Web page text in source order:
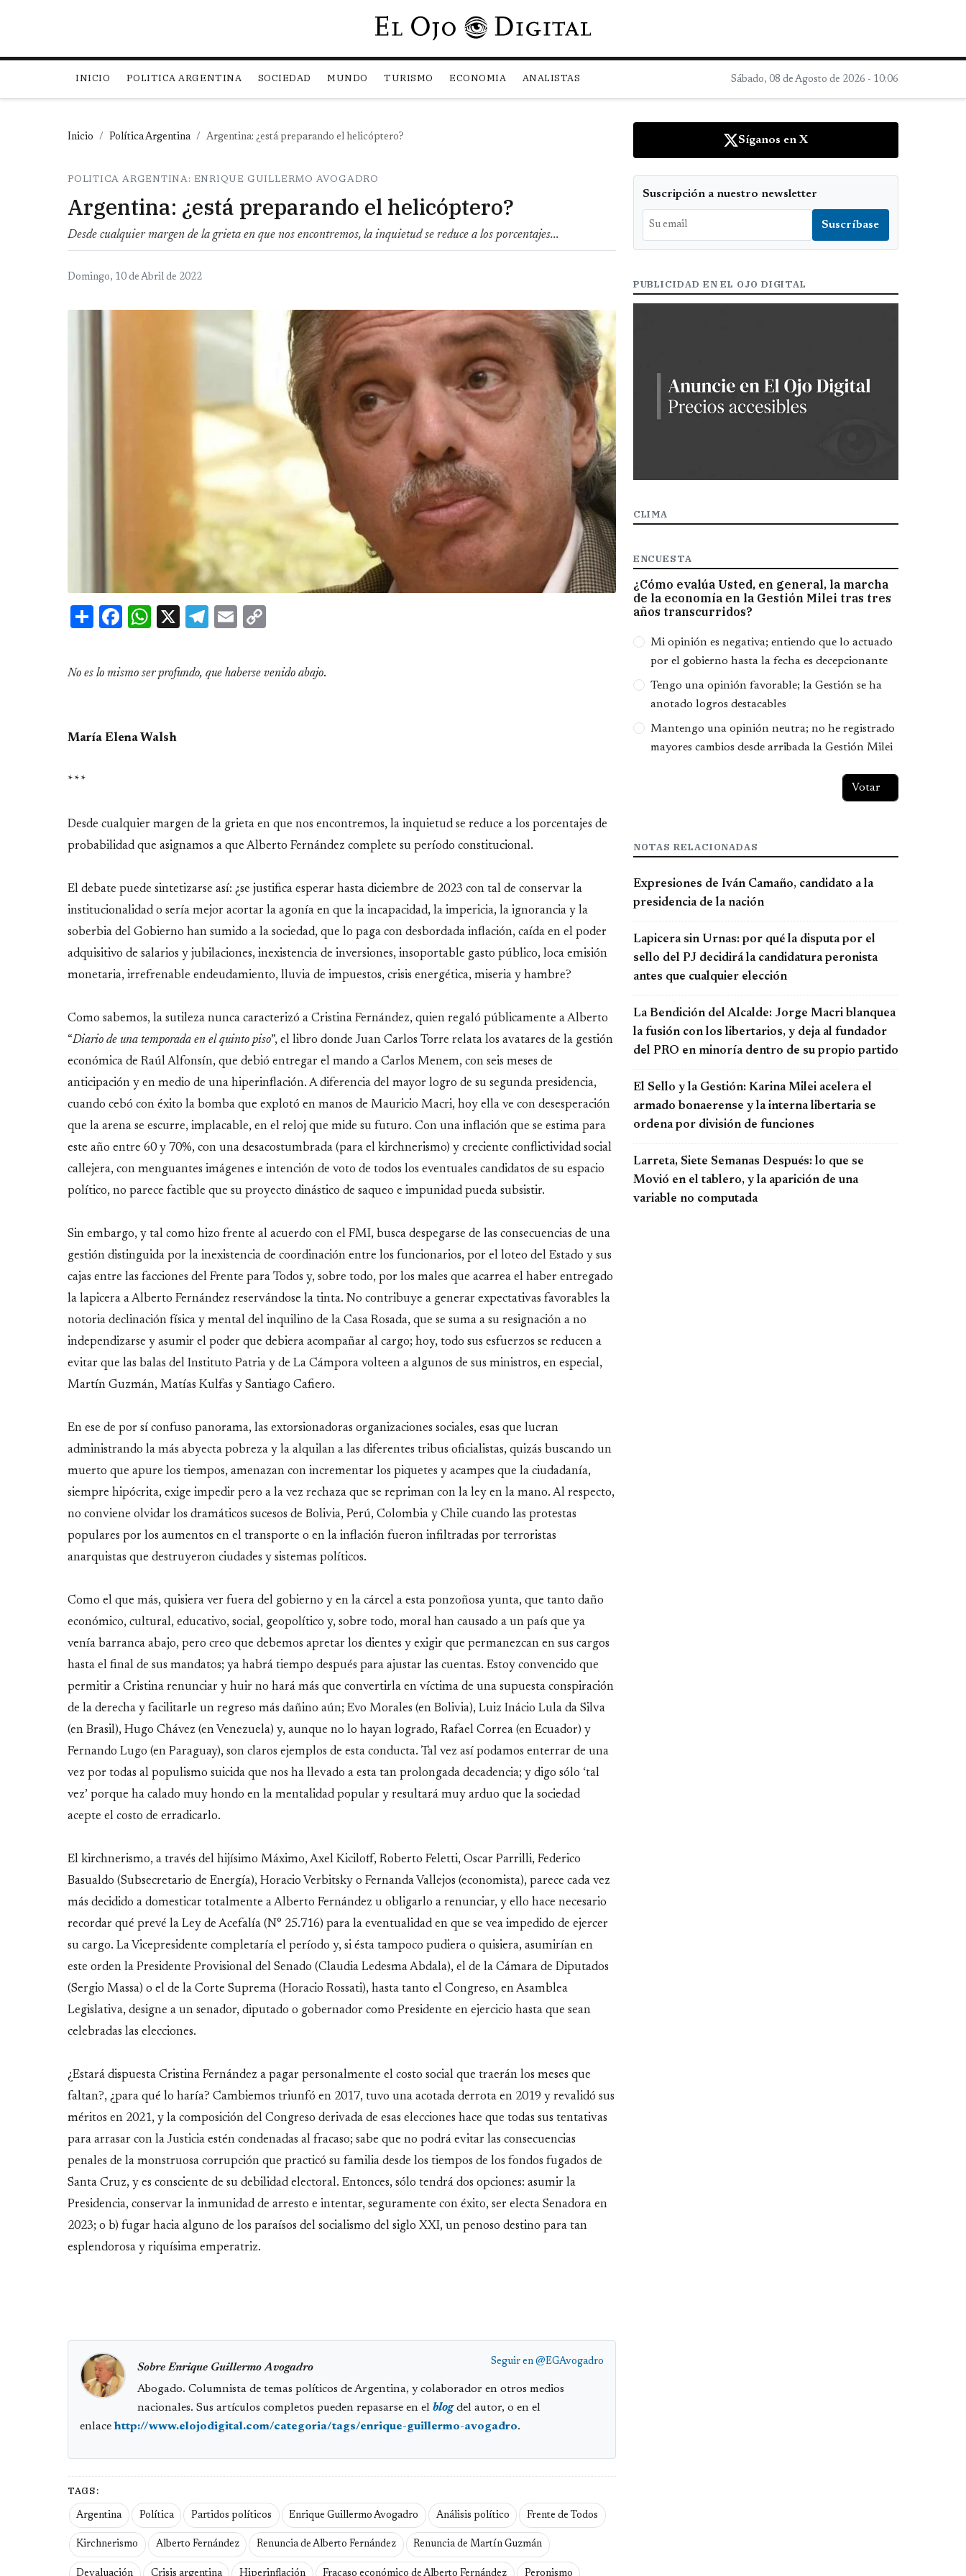
Pasar al contenido principal
INICIO POLITICA ARGENTINA SOCIEDAD MUNDO TURISMO ECONOMIA ANALISTAS Sábado, 08 de Agosto de 2026 - 10:06
Inicio Política Argentina Argentina: ¿está preparando el helicóptero?
POLITICA ARGENTINA: ENRIQUE GUILLERMO AVOGADRO
Argentina: ¿está preparando el helicóptero?
Desde cualquier margen de la grieta en que nos encontremos, la inquietud se reduce a los porcentajes...
Domingo, 10 de Abril de 2022
ShareFacebook
WhatsApp
X Telegram
Email
No es lo mismo ser profundo, que haberse venido abajo.
María Elena Walsh
* * *
Desde cualquier margen de la grieta en que nos encontremos, la inquietud se reduce a los porcentajes de
probabilidad que asignamos a que Alberto Fernández complete su período constitucional.
El debate puede sintetizarse así: ¿se justifica esperar hasta diciembre de 2023 con tal de conservar la
institucionalidad o sería mejor acortar la agonía en que la incapacidad, la impericia, la ignorancia y la
soberbia del Gobierno han sumido a la sociedad, que lo paga con desbordada inflación, caída en el poder
adquisitivo de salarios y jubilaciones, inexistencia de inversiones, insoportable gasto público, loca emisión
monetaria, irrefrenable endeudamiento, lluvia de impuestos, crisis energética, miseria y hambre?
Como sabemos, la sutileza nunca caracterizó a Cristina Fernández, quien regaló públicamente a Alberto
“Diario de una temporada en el quinto piso”, el libro donde Juan Carlos Torre relata los avatares de la gestión
económica de Raúl Alfonsín, que debió entregar el mando a Carlos Menem, con seis meses de
anticipación y en medio de una hiperinflación. A diferencia del mayor logro de su segunda presidencia,
cuando cebó con éxito la bomba que explotó en manos de Mauricio Macri, hoy ella ve con desesperación
que la arena se escurre, implacable, en el reloj que mide su futuro. Con una inflación que se estima para
este año entre 60 y 70%, con una desacostumbrada (para el kirchnerismo) y creciente conflictividad social
callejera, con menguantes imágenes e intención de voto de todos los eventuales candidatos de su espacio
político, no parece factible que su proyecto dinástico de saqueo e impunidad pueda subsistir.
Sin embargo, y tal como hizo frente al acuerdo con el FMI, busca despegarse de las consecuencias de una
gestión distinguida por la inexistencia de coordinación entre los funcionarios, por el loteo del Estado y sus
cajas entre las facciones del Frente para Todos y, sobre todo, por los males que acarrea el haber entregado
la lapicera a Alberto Fernández reservándose la tinta. No contribuye a generar expectativas favorables la
notoria declinación física y mental del inquilino de la Casa Rosada, que se suma a su resignación a no
independizarse y asumir el poder que debiera acompañar al cargo; hoy, todo sus esfuerzos se reducen a
evitar que las balas del Instituto Patria y de La Cámpora volteen a algunos de sus ministros, en especial,
Martín Guzmán, Matías Kulfas y Santiago Cafiero.
En ese de por sí confuso panorama, las extorsionadoras organizaciones sociales, esas que lucran
administrando la más abyecta pobreza y la alquilan a las diferentes tribus oficialistas, quizás buscando un
muerto que apure los tiempos, amenazan con incrementar los piquetes y acampes que la ciudadanía,
siempre hipócrita, exige impedir pero a la vez rechaza que se repriman con la ley en la mano. Al respecto,
no conviene olvidar los dramáticos sucesos de Bolivia, Perú, Colombia y Chile cuando las protestas
populares por los aumentos en el transporte o en la inflación fueron infiltradas por terroristas
anarquistas que destruyeron ciudades y sistemas políticos.
Como el que más, quisiera ver fuera del gobierno y en la cárcel a esta ponzoñosa yunta, que tanto daño
económico, cultural, educativo, social, geopolítico y, sobre todo, moral han causado a un país que ya
venía barranca abajo, pero creo que debemos apretar los dientes y exigir que permanezcan en sus cargos
hasta el final de sus mandatos; ya habrá tiempo después para ajustar las cuentas. Estoy convencido que
permitir a Cristina renunciar y huir no hará más que convertirla en víctima de una supuesta conspiración
de la derecha y facilitarle un regreso más dañino aún; Evo Morales (en Bolivia), Luiz Inácio Lula da Silva
(en Brasil), Hugo Chávez (en Venezuela) y, aunque no lo hayan logrado, Rafael Correa (en Ecuador) y
Fernando Lugo (en Paraguay), son claros ejemplos de esta conducta. Tal vez así podamos enterrar de una
vez por todas al populismo suicida que nos ha llevado a esta tan prolongada decadencia; y digo sólo ‘tal
vez’ porque ha calado muy hondo en la mentalidad popular y resultará muy arduo que la sociedad
acepte el costo de erradicarlo.
El kirchnerismo, a través del hijísimo Máximo, Axel Kiciloff, Roberto Feletti, Oscar Parrilli, Federico
Basualdo (Subsecretario de Energía), Horacio Verbitsky o Fernanda Vallejos (economista), parece cada vez
más decidido a domesticar totalmente a Alberto Fernández u obligarlo a renunciar, y ello hace necesario
recordar qué prevé la Ley de Acefalía (N° 25.716) para la eventualidad en que se vea impedido de ejercer
su cargo. La Vicepresidente completaría el período y, si ésta tampoco pudiera o quisiera, asumirían en
este orden la Presidente Provisional del Senado (Claudia Ledesma Abdala), el de la Cámara de Diputados
(Sergio Massa) o el de la Corte Suprema (Horacio Rossati), hasta tanto el Congreso, en Asamblea
Legislativa, designe a un senador, diputado o gobernador como Presidente en ejercicio hasta que sean
celebradas las elecciones.
¿Estará dispuesta Cristina Fernández a pagar personalmente el costo social que traerán los meses que
faltan?, ¿para qué lo haría? Cambiemos triunfó en 2017, tuvo una acotada derrota en 2019 y revalidó sus
méritos en 2021, y la composición del Congreso derivada de esas elecciones hace que todas sus tentativas
para arrasar con la Justicia estén condenadas al fracaso; sabe que no podrá evitar las consecuencias
penales de la monstruosa corrupción que practicó su familia desde los tiempos de los fondos fugados de
Santa Cruz, y es consciente de su debilidad electoral. Entonces, sólo tendrá dos opciones: asumir la
Presidencia, conservar la inmunidad de arresto e intentar, seguramente con éxito, ser electa Senadora en
2023; o b) fugar hacia alguno de los paraísos del socialismo del siglo XXI, un penoso destino para tan
esplendorosa y riquísima emperatriz.
Seguir en @EGAvogadro
Sobre Enrique Guillermo Avogadro
Abogado. Columnista de temas políticos de Argentina, y colaborador en otros medios
nacionales. Sus artículos completos pueden repasarse en el blogdel autor, o en el
enlace http://www.elojodigital.com/categoria/tags/enrique-guillermo-avogadro.
TAGS:
Argentina Política Partidos políticos Enrique Guillermo Avogadro Análisis político Frente de Todos
Kirchnerismo Alberto Fernández Renuncia de Alberto Fernández Renuncia de Martín Guzmán
Devaluación Crisis argentina Hiperinflación Fracaso económico de Alberto Fernández Peronismo
Síganos en X
Suscripción a nuestro newsletter
PUBLICIDAD EN EL OJO DIGITAL
CLIMA
ENCUESTA
¿Cómo evalúa Usted, en general, la marcha
de la economía en la Gestión Milei tras tres
años transcurridos?
Opciones
Mi opinión es negativa; entiendo que lo actuado
por el gobierno hasta la fecha es decepcionante
Tengo una opinión favorable; la Gestión se ha
anotado logros destacables
Mantengo una opinión neutra; no he registrado
mayores cambios desde arribada la Gestión Milei
NOTAS RELACIONADAS
Expresiones de Iván Camaño, candidato a la
presidencia de la nación
Lapicera sin Urnas: por qué la disputa por el
sello del PJ decidirá la candidatura peronista
antes que cualquier elección
La Bendición del Alcalde: Jorge Macri blanquea
la fusión con los libertarios, y deja al fundador
del PRO en minoría dentro de su propio partido
El Sello y la Gestión: Karina Milei acelera el
armado bonaerense y la interna libertaria se
ordena por división de funciones
Larreta, Siete Semanas Después: lo que se
Movió en el tablero, y la aparición de una
variable no computada